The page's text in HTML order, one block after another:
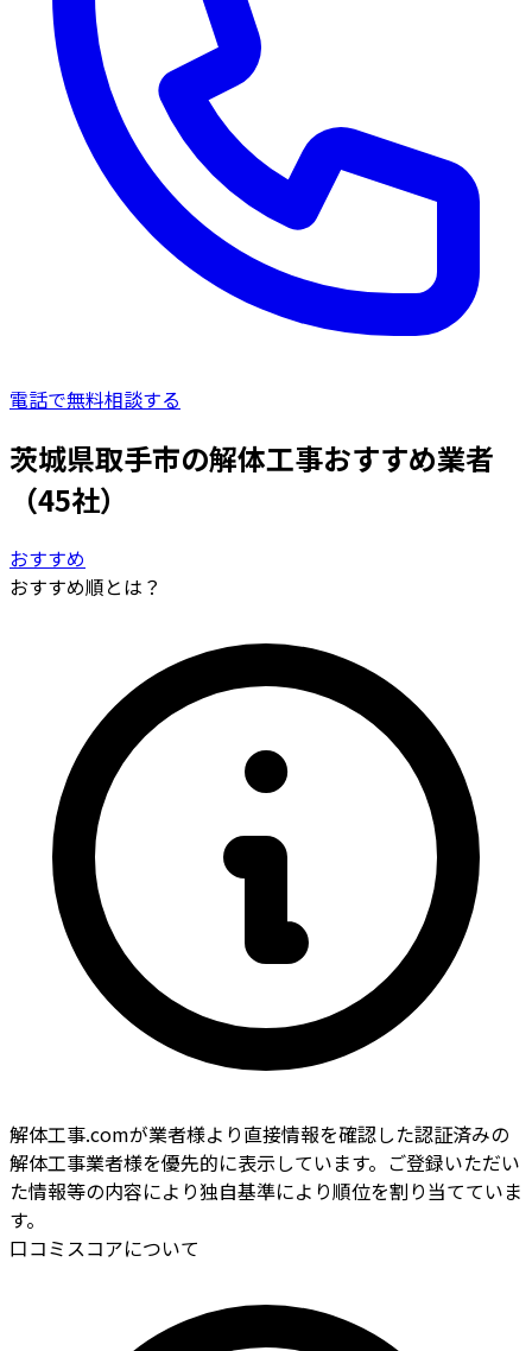
電話で無料相談する
茨城県取手市の解体工事おすすめ業者
（45社）
おすすめ
おすすめ順とは？
解体工事.comが業者様より直接情報を確認した認証済みの
解体工事業者様を優先的に表示しています。ご登録いただい
た情報等の内容により独自基準により順位を割り当てていま
す。
口コミスコアについて